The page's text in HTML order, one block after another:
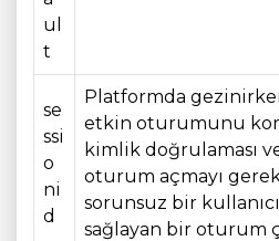
ul
t
se
ssi
o
ni
d
Platformda
etkin oturumunu
kimlik doğrulaması
oturum açmayı
sorunsuz bir
sağlayan bir oturum